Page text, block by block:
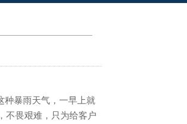
种暴雨天气，一早上就
不畏艰难，只为给客户